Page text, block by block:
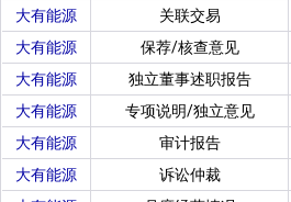
大有能源
关联交易
大有能源
保荐/核查意见
大有能源
独立董事述职报告
大有能源
专项说明/独立意见
大有能源
审计报告
大有能源
诉讼仲裁